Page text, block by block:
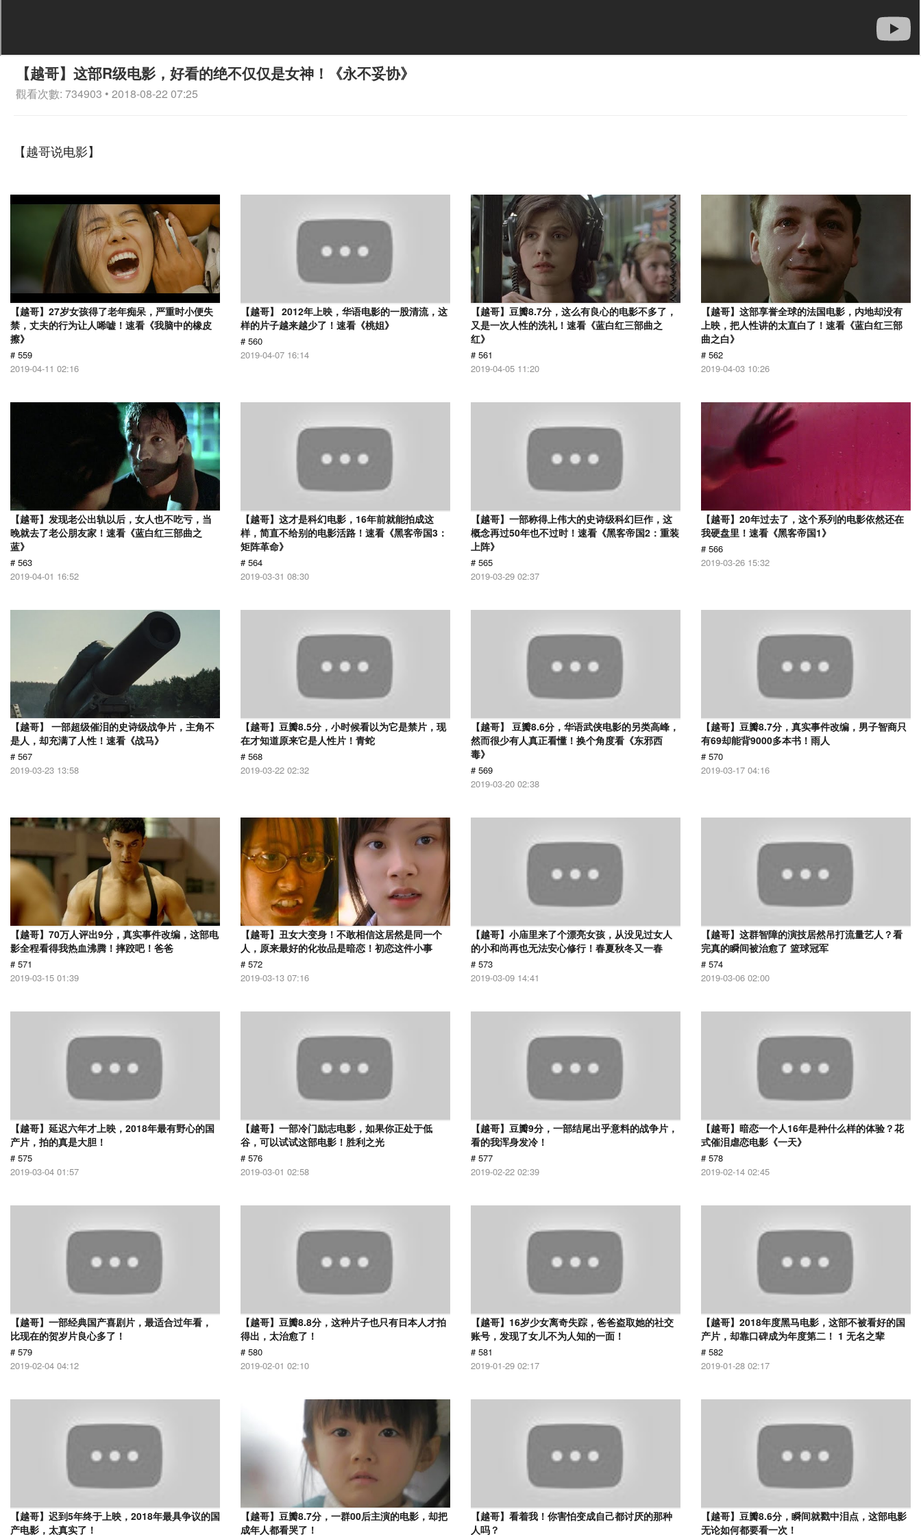
【越哥】这部R级电影，好看的绝不仅仅是女神！《永不妥协》
觀看次數: 734903 • 2018-08-22 07:25
【越哥说电影】
【越哥】27岁女孩得了老年痴呆，严重时小便失
禁，丈夫的行为让人唏嘘！速看《我脑中的橡皮
擦》
# 559
2019-04-11 02:16
【越哥】 2012年上映，华语电影的一股清流，这
样的片子越来越少了！速看《桃姐》
# 560
2019-04-07 16:14
【越哥】豆瓣8.7分，这么有良心的电影不多了，
又是一次人性的洗礼！速看《蓝白红三部曲之
红》
# 561
2019-04-05 11:20
【越哥】这部享誉全球的法国电影，内地却没有
上映，把人性讲的太直白了！速看《蓝白红三部
曲之白》
# 562
2019-04-03 10:26
【越哥】发现老公出轨以后，女人也不吃亏，当
晚就去了老公朋友家！速看《蓝白红三部曲之
蓝》
# 563
2019-04-01 16:52
【越哥】这才是科幻电影，16年前就能拍成这
样，简直不给别的电影活路！速看《黑客帝国3：
矩阵革命》
# 564
2019-03-31 08:30
【越哥】一部称得上伟大的史诗级科幻巨作，这
概念再过50年也不过时！速看《黑客帝国2：重装
上阵》
# 565
2019-03-29 02:37
【越哥】20年过去了，这个系列的电影依然还在
我硬盘里！速看《黑客帝国1》
# 566
2019-03-26 15:32
【越哥】 一部超级催泪的史诗级战争片，主角不
是人，却充满了人性！速看《战马》
# 567
2019-03-23 13:58
【越哥】豆瓣8.5分，小时候看以为它是禁片，现
在才知道原来它是人性片！青蛇
# 568
2019-03-22 02:32
【越哥】 豆瓣8.6分，华语武侠电影的另类高峰，
然而很少有人真正看懂！换个角度看《东邪西
毒》
# 569
2019-03-20 02:38
【越哥】豆瓣8.7分，真实事件改编，男子智商只
有69却能背9000多本书！雨人
# 570
2019-03-17 04:16
【越哥】70万人评出9分，真实事件改编，这部电
影全程看得我热血沸腾！摔跤吧！爸爸
# 571
2019-03-15 01:39
【越哥】丑女大变身！不敢相信这居然是同一个
人，原来最好的化妆品是暗恋！初恋这件小事
# 572
2019-03-13 07:16
【越哥】小庙里来了个漂亮女孩，从没见过女人
的小和尚再也无法安心修行！春夏秋冬又一春
# 573
2019-03-09 14:41
【越哥】这群智障的演技居然吊打流量艺人？看
完真的瞬间被治愈了 篮球冠军
# 574
2019-03-06 02:00
【越哥】延迟六年才上映，2018年最有野心的国
产片，拍的真是大胆！
# 575
2019-03-04 01:57
【越哥】一部冷门励志电影，如果你正处于低
谷，可以试试这部电影！胜利之光
# 576
2019-03-01 02:58
【越哥】豆瓣9分，一部结尾出乎意料的战争片，
看的我浑身发冷！
# 577
2019-02-22 02:39
【越哥】暗恋一个人16年是种什么样的体验？花
式催泪虐恋电影《一天》
# 578
2019-02-14 02:45
【越哥】一部经典国产喜剧片，最适合过年看，
比现在的贺岁片良心多了！
# 579
2019-02-04 04:12
【越哥】豆瓣8.8分，这种片子也只有日本人才拍
得出，太治愈了！
# 580
2019-02-01 02:10
【越哥】16岁少女离奇失踪，爸爸盗取她的社交
账号，发现了女儿不为人知的一面！
# 581
2019-01-29 02:17
【越哥】2018年度黑马电影，这部不被看好的国
产片，却靠口碑成为年度第二！ 1 无名之辈
# 582
2019-01-28 02:17
【越哥】迟到5年终于上映，2018年最具争议的国
产电影，太真实了！
【越哥】豆瓣8.7分，一群00后主演的电影，却把
成年人都看哭了！
【越哥】看着我！你害怕变成自己都讨厌的那种
人吗？
【越哥】豆瓣8.6分，瞬间就戳中泪点，这部电影
无论如何都要看一次！